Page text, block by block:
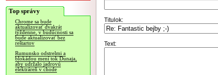
Top správy
Chrome sa bude
aktualizovať dvakrát
týždenne, v budúcnosti sa
bude aktualizovať bez
reštartov
Rumunsko odstrelmi a
blokádou mení tok Dunaja,
aby udržalo jadrovú
elektráreň v chode
Titulok:
Text: